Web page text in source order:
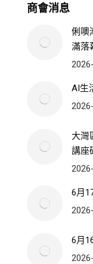
商會消息
俐噢
滿落
AI生
大灣
講座
6月
6月